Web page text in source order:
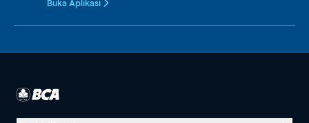
Buka Aplikasi